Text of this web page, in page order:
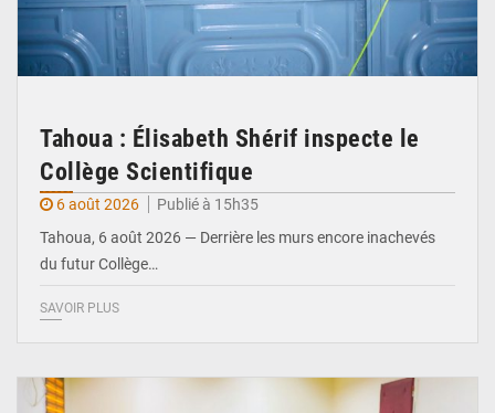
Tahoua : Élisabeth Shérif inspecte le
Collège Scientifique
6 août 2026
Publié à 15h35
Tahoua, 6 août 2026 — Derrière les murs encore inachevés
du futur Collège…
SAVOIR PLUS